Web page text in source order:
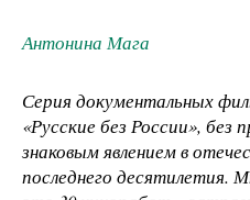
Антонина Мага
Серия документальных
«Русские без России», без
знаковым явлением в
последнего десятилетия.